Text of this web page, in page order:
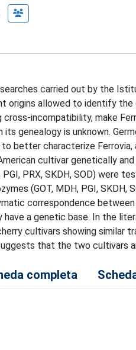
carried out by the
origins allowed to identify
incompatibility, make
its genealogy is unknown.
better characterize
cultivar genetically
PGI, PRX, SKDH, SOD)
(GOT, MDH, PGI,
correspondence
have a genetic base. In the
cultivars showing similar
that the two cultivars
completa